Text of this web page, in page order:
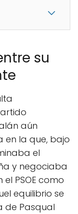
su
aún
en la que, bajo
el
y negociaba
PSOE como
equilibrio se
de Pasqual